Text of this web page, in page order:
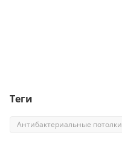
Теги
Антибактериальные потолки